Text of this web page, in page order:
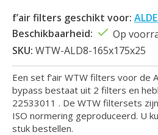
f’air filters geschikt voor:
Beschikbaarheid:
Op
SKU: WTW-ALD8-165x175x25
Een set f'air WTW filters voor de
bypass bestaat uit 2 filters en
22533011 . De WTW filtersets
ISO normering geproduceerd. U
stuk bestellen.